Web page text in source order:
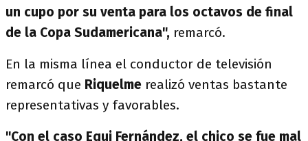
un cupo por su venta para los octavos de final
de la Copa Sudamericana", remarcó.
En la misma línea el conductor de televisión
remarcó que Riquelme realizó ventas bastante
representativas y favorables.
"Con el caso Equi Fernández, el chico se fue mal